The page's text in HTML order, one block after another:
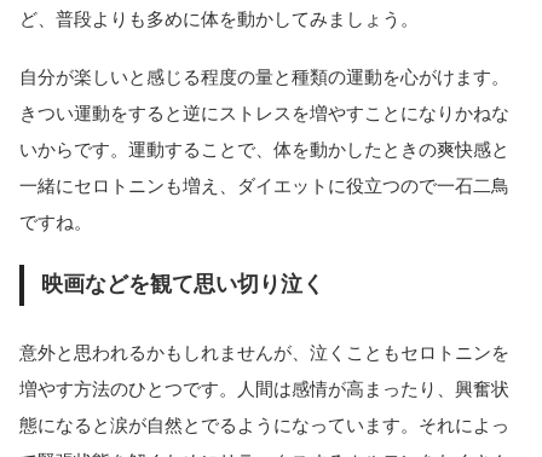
ど、普段よりも多めに体を動かしてみましょう。
自分が楽しいと感じる程度の量と種類の運動を心がけます。
きつい運動をすると逆にストレスを増やすことになりかねな
いからです。運動することで、体を動かしたときの爽快感と
一緒にセロトニンも増え、ダイエットに役立つので一石二鳥
ですね。
映画などを観て思い切り泣く
意外と思われるかもしれませんが、泣くこともセロトニンを
増やす方法のひとつです。人間は感情が高まったり、興奮状
態になると涙が自然とでるようになっています。それによっ